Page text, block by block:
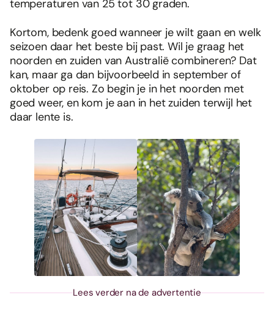
temperaturen van 25 tot 30 graden.
Kortom, bedenk goed wanneer je wilt gaan en welk
seizoen daar het beste bij past. Wil je graag het
noorden en zuiden van Australië combineren? Dat
kan, maar ga dan bijvoorbeeld in september of
oktober op reis. Zo begin je in het noorden met
goed weer, en kom je aan in het zuiden terwijl het
daar lente is.
Lees verder na de advertentie